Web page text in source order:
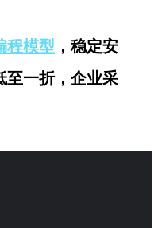
程模型 ，稳定安
至一折，企业采